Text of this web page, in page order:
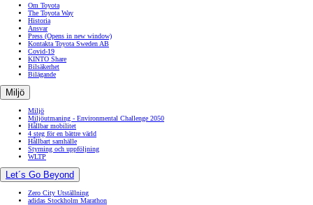
Om Toyota
The Toyota Way
Historia
Ansvar
Press (Opens in new window)
Kontakta Toyota Sweden AB
Covid-19
KINTO Share
Bilsäkerhet
Bilägande
Miljö
Miljö
Miljöutmaning - Environmental Challenge 2050
Hållbar mobilitet
4 steg för en bättre värld
Hållbart samhälle
Styrning och uppföljning
WLTP
Let´s Go Beyond
Zero City Utställning
adidas Stockholm Marathon